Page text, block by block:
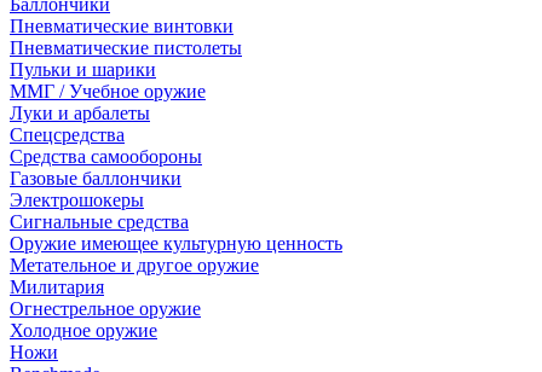
Баллончики
Пневматические винтовки
Пневматические пистолеты
Пульки и шарики
ММГ / Учебное оружие
Луки и арбалеты
Спецсредства
Средства самообороны
Газовые баллончики
Электрошокеры
Сигнальные средства
Оружие имеющее культурную ценность
Метательное и другое оружие
Милитария
Огнестрельное оружие
Холодное оружие
Ножи